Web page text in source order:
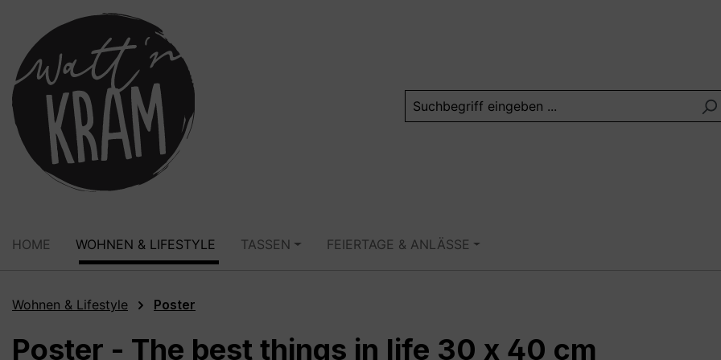
Zur Hauptnavigation springen
HOME WOHNEN & LIFESTYLE TASSEN FEIERTAGE & ANLÄSSE
Wohnen & Lifestyle Poster
Poster - The best things in life 30 x 40 cm